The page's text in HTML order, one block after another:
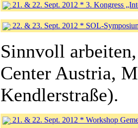
21. & 22. Sept. 2012 * 3. Kongress
22. & 23. Sept. 2012 * SOL-
Sinnvoll
Center Austria,
Kendlerstraße).
21. & 22. Sept. 2012 * Workshop